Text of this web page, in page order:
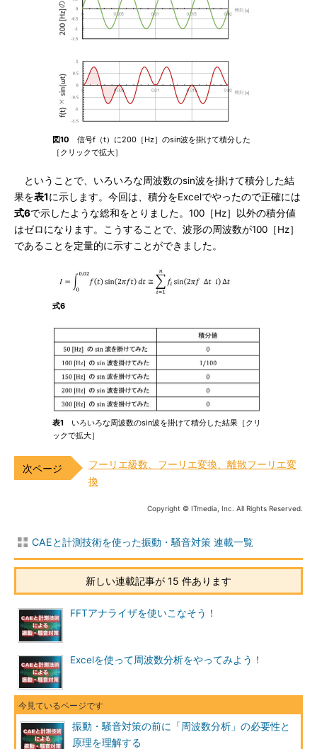
図10 信号f（t）に200［Hz］のsin波を掛けて積分した
［クリックで拡大］
ということで、いろいろな周波数のsin波を掛けて積分した結
果を表1に示します。今回は、積分をExcelでやったので正確には
式6で示したような総和をとりました。100［Hz］以外の積分値
はゼロになります。こうすることで、波形の周波数が100［Hz］
であることを定量的に示すことができました。
式6
表1 いろいろな周波数のsin波を掛けて積分した結果［クリ
ックで拡大］
フーリエ級数、フーリエ変換、離散フーリエ変
換
Copyright © ITmedia, Inc. All Rights Reserved.
CAEと計測技術を使った振動・騒音対策 連載一覧
新しい連載記事が 15 件あります
FFTアナライザを使いこなそう！
Excelを使って周波数分析をやってみよう！
振動・騒音対策の前に「周波数分析」の必要性と
原理を理解する